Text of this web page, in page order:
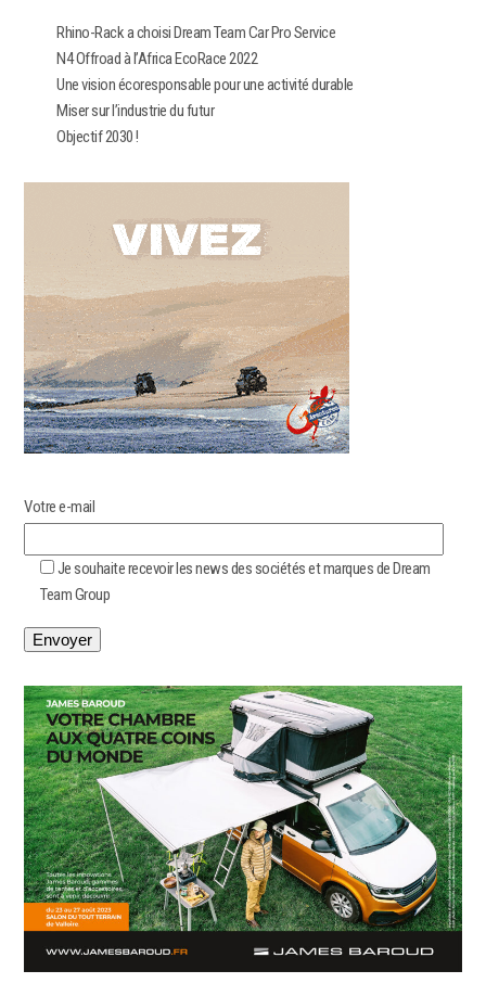
Rhino-Rack a choisi Dream Team Car Pro Service​
N4 Offroad à l’Africa EcoRace 2022
Une vision écoresponsable pour une activité durable
Miser sur l’industrie du futur
Objectif 2030 !
Votre e-mail
Je souhaite recevoir les news des sociétés et marques de Dream
Team Group